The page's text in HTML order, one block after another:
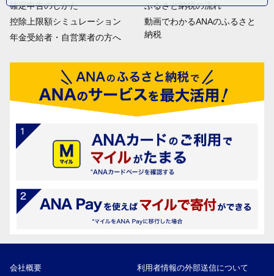
確定申告のしかた
控除上限額シミュレーション
年金受給者・自営業者の方へ
ふるさと納税の流れ
動画でわかるANAのふるさと
納税
会社概要 利用者情報の外部送信について